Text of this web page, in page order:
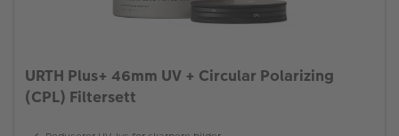
URTH Plus+ 46mm UV + Circular Polarizing
(CPL) Filtersett